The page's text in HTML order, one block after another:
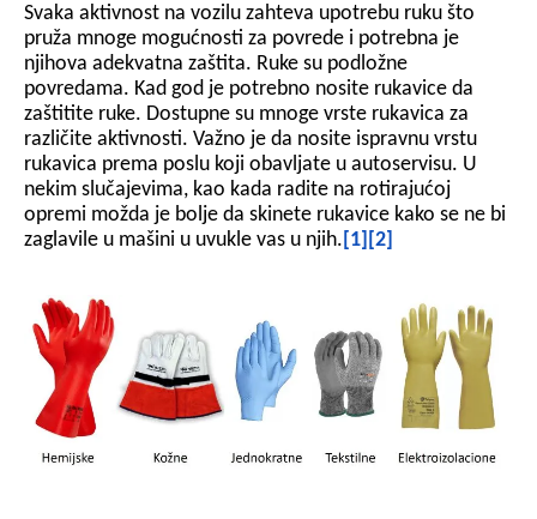
Svaka aktivnost na vozilu zahteva upotrebu ruku što
pruža mnoge mogućnosti za povrede i potrebna je
njihova adekvatna zaštita. Ruke su podložne
povredama. Kad god je potrebno nosite rukavice da
zaštitite ruke. Dostupne su mnoge vrste rukavica za
različite aktivnosti. Važno je da nosite ispravnu vrstu
rukavica prema poslu koji obavljate u autoservisu. U
nekim slučajevima, kao kada radite na rotirajućoj
opremi možda je bolje da skinete rukavice kako se ne bi
zaglavile u mašini u uvukle vas u njih. [1] [2]